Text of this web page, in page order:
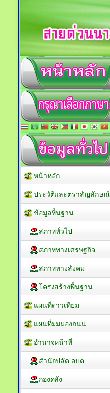
หน้าหลัก
ประวัติและตราสัญลักษณ์
ข้อมูลพื้นฐาน
สภาพทั่วไป
สภาพทางเศรษฐกิจ
สภาพทางสังคม
โครงสร้างพื้นฐาน
แผนที่ดาวเทียม
แผนที่มุมมองถนน
อำนาจหน้าที่
สำนักปลัด อบต.
กองคลัง